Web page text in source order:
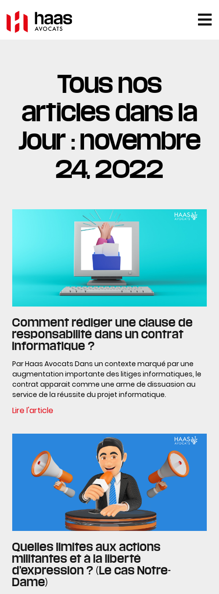
Tous nos
articles dans la
Jour : novembre
24, 2022
Comment rédiger une clause de
responsabilité dans un contrat
informatique ?
Par Haas Avocats Dans un contexte marqué par une
augmentation importante des litiges informatiques, le
contrat apparait comme une arme de dissuasion au
service de la réussite du projet informatique.
Lire l'article
Quelles limites aux actions
militantes et à la liberté
d’expression ? (Le cas Notre-
Dame)